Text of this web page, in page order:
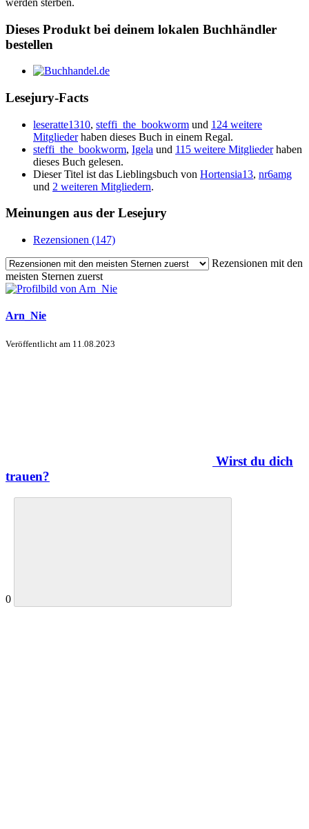
Dieses Produkt bei deinem lokalen Buchhändler
bestellen
Lesejury-Facts
leseratte1310, steffi_the_bookworm und 124 weitere
Mitgliederhaben dieses Buch in einem Regal.
steffi_the_bookworm, Igela und 115 weitere Mitgliederhaben
dieses Buch gelesen.
Dieser Titel ist das Lieblingsbuch von Hortensia13, nr6amg
und 2 weiteren Mitgliedern.
Meinungen aus der Lesejury
Rezensionen (147)
Rezensionen mit den
meisten Sternen zuerst
Arn_Nie
Veröffentlicht am 11.08.2023
Wirst du dich
trauen?
0